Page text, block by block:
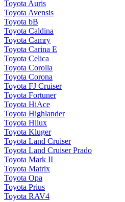
Toyota Auris
Toyota Avensis
Toyota bB
Toyota Caldina
Toyota Camry
Toyota Carina E
Toyota Celica
Toyota Corolla
Toyota Corona
Toyota FJ Cruiser
Toyota Fortuner
Toyota HiAce
Toyota Highlander
Toyota Hilux
Toyota Kluger
Toyota Land Cruiser
Toyota Land Cruiser Prado
Toyota Mark II
Toyota Matrix
Toyota Opa
Toyota Prius
Toyota RAV4